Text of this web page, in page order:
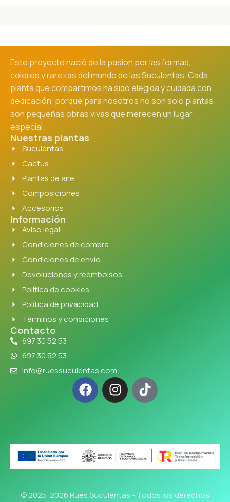
Este proyecto nació de la pasión por las formas,
colores y rarezas del mundo de las Suculentas. Cada
planta que compartimos ha sido elegida y cuidada con
dedicación, porque para nosotros no son solo plantas:
son pequeñas obras vivas que merecen un lugar
especial.
Nuestras plantas
Suculentas
Cactus
Plantas de aire
Composiciones
Accesorios
Información
Aviso legal
Condiciones de compra
Condiciones de envío
Devoluciones y reembolsos
Política de cookies
Política de privacidad
Términos y condiciones
Contacto
697 30 52 53
697 30 52 53
info@ruessuculentas.com
© 2025-2026 Rues Suculentas - Todos los derechos